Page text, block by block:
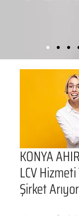
KONYA
LCV
Şirket